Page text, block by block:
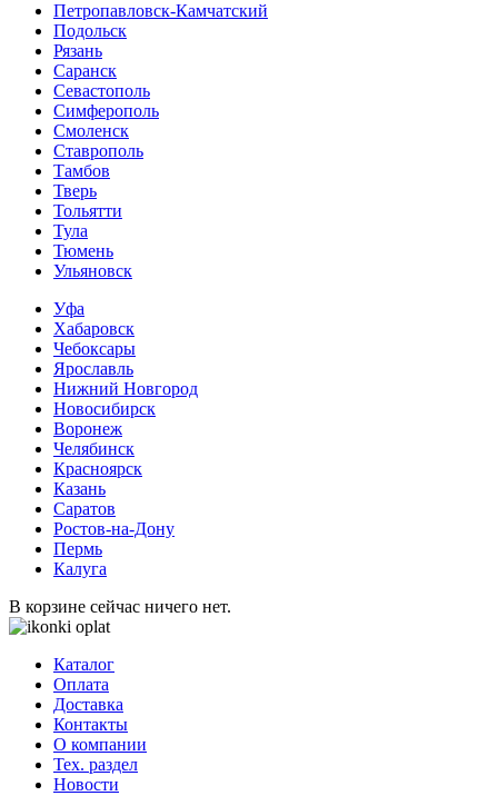
Петропавловск-Камчатский
Подольск
Рязань
Саранск
Севастополь
Симферополь
Смоленск
Ставрополь
Тамбов
Тверь
Тольятти
Тула
Тюмень
Ульяновск
Уфа
Хабаровск
Чебоксары
Ярославль
Нижний Новгород
Новосибирск
Воронеж
Челябинск
Красноярск
Казань
Саратов
Ростов-на-Дону
Пермь
Калуга
В корзине сейчас ничего нет.
Каталог
Оплата
Доставка
Контакты
О компании
Тех. раздел
Новости